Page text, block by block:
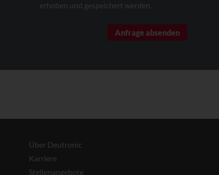
erhoben und gespeichert werden.
Über Deutronic
Karriere
Stellenangebote